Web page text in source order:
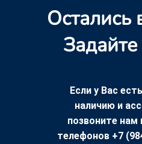
Остались
Если у Вас
наличию и
позвоните нам
телефонов +7